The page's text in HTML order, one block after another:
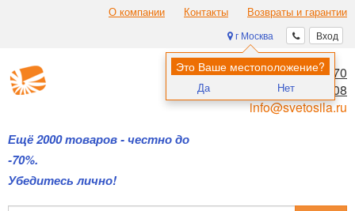
О компании Контакты Возвраты и гарантии
Вход
г Москва
Это Ваше местоположение?
Да Нет
Ещё 2000 товаров - честно до
-70%.
Убедитесь лично!
8 (495) 970-00-70
8 (800) 700-11-08
info@svetosila.ru